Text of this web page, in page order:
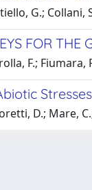
G.;
FOR
F.;
D.; Mare,